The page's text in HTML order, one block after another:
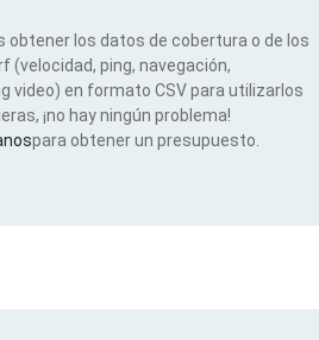
obtener los datos de cobertura o de los
(velocidad, ping, navegación,
video) en formato CSV para utilizarlos
¡no hay ningún problema!
para obtener un presupuesto.